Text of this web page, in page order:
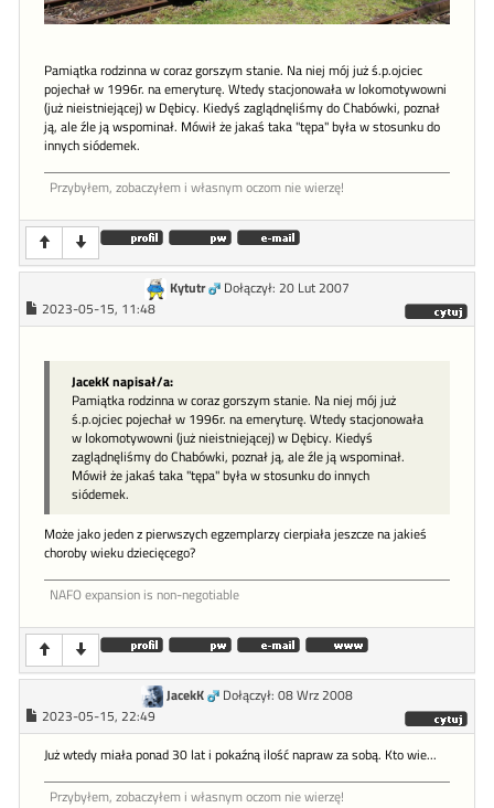
Pamiątka rodzinna w coraz gorszym stanie. Na niej mój już ś.p.ojciec
pojechał w 1996r. na emeryturę. Wtedy stacjonowała w lokomotywowni
(już nieistniejącej) w Dębicy. Kiedyś zaglądnęliśmy do Chabówki, poznał
ją, ale źle ją wspominał. Mówił że jakaś taka "tępa" była w stosunku do
innych siódemek.
Przybyłem, zobaczyłem i własnym oczom nie wierzę!
Kytutr
Dołączył: 20 Lut 2007
2023-05-15, 11:48
JacekK napisał/a:
Pamiątka rodzinna w coraz gorszym stanie. Na niej mój już
ś.p.ojciec pojechał w 1996r. na emeryturę. Wtedy stacjonowała
w lokomotywowni (już nieistniejącej) w Dębicy. Kiedyś
zaglądnęliśmy do Chabówki, poznał ją, ale źle ją wspominał.
Mówił że jakaś taka "tępa" była w stosunku do innych
siódemek.
Może jako jeden z pierwszych egzemplarzy cierpiała jeszcze na jakieś
choroby wieku dziecięcego?
NAFO expansion is non-negotiable
JacekK
Dołączył: 08 Wrz 2008
2023-05-15, 22:49
Już wtedy miała ponad 30 lat i pokaźną ilość napraw za sobą. Kto wie...
Przybyłem, zobaczyłem i własnym oczom nie wierzę!